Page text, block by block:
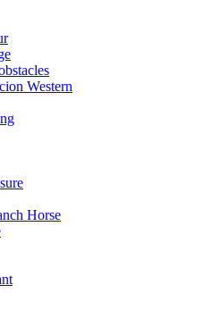
Western
Horse